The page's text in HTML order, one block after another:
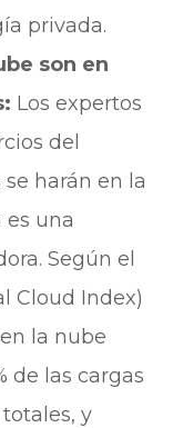
privada.
son en
Los expertos
del
harán en la
es una
Según el
Cloud Index)
la nube
de las cargas
y